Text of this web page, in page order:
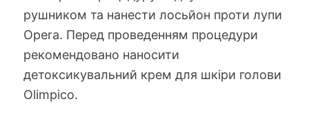
рушником та нанести лосьйон проти лупи
Opera. Перед проведенням процедури
рекомендовано наносити
детоксикувальний крем для шкіри голови
Olimpico.